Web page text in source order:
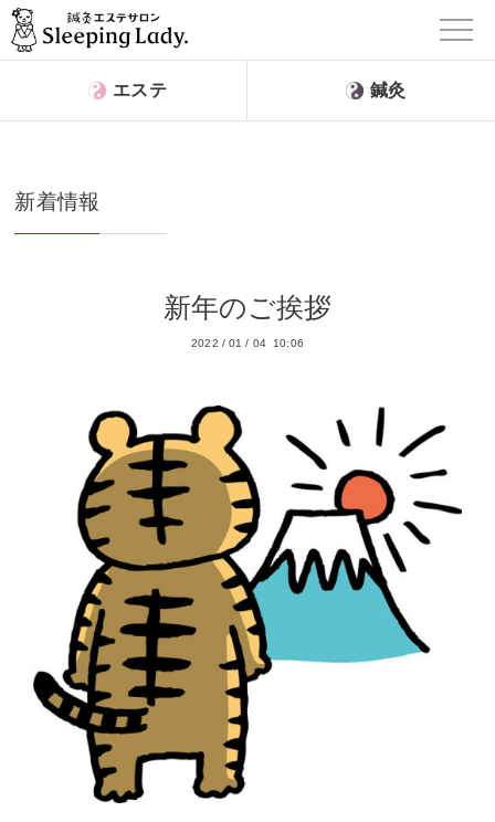
エステ 鍼灸
新着情報
新年のご挨拶
2022 /01 / 04 10:06